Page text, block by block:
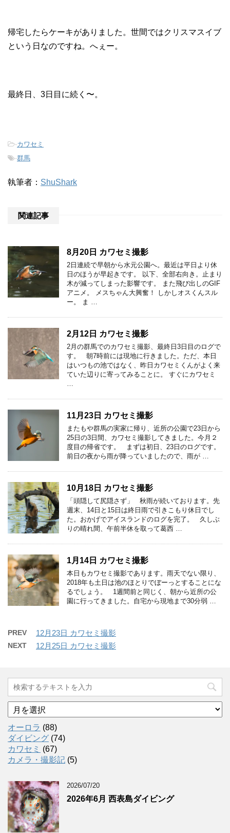
帰宅したらケーキがありました。世間ではクリスマスイブ
という日なのですね。へぇー。
最終日、3日目に続く〜。
-カワセミ
-群馬
執筆者： ShuShark
関連記事
8月20日 カワセミ撮影
2日連続で早朝から水元公園へ。最近は平日より休
日のほうが早起きです。 以下、全部右向き。止まり
木が減ってしまった影響です。 また飛び出しのGIF
アニメ。 メスちゃん大興奮！ しかしオスくんスル
ー。 ま …
2月12日 カワセミ撮影
2月の群馬でのカワセミ撮影、最終日3日目のログで
す。 朝7時前には現地に行きました。ただ、本日
はいつもの池ではなく、昨日カワセミくんがよく来
ていた辺りに寄ってみることに。 すぐにカワセミ
11月23日 カワセミ撮影
またもや群馬の実家に帰り、近所の公園で23日から
25日の3日間、カワセミ撮影してきました。今月２
度目の帰省です。 まずは初日、23日のログです。
前日の夜から雨が降っていましたので、雨が …
10月18日 カワセミ撮影
「頭隠して尻隠さず」 秋雨が続いております。先
週末、14日と15日は終日雨で引きこもり休日でし
た。おかげでアイスランドのログを完了。 久しぶ
りの晴れ間、午前半休を取って葛西 …
1月14日 カワセミ撮影
本日もカワセミ撮影であります。雨天でない限り、
2018年も土日は池のほとりでぼーっとすることにな
るでしょう。 1週間前と同じく、朝から近所の公
園に行ってきました。自宅から現地まで30分弱 …
PREV 12月23日 カワセミ撮影
NEXT 12月25日 カワセミ撮影
ア
ー
カ
イ
ブ
オーロラ (88)
ダイビング (74)
カワセミ (67)
カメラ・撮影記 (5)
2026/07/20
2026年6月 西表島ダイビング